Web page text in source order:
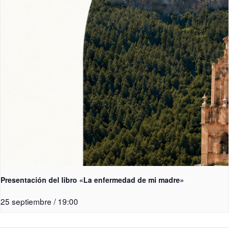
Presentación del libro «La enfermedad de mi madre»
25 septiembre / 19:00